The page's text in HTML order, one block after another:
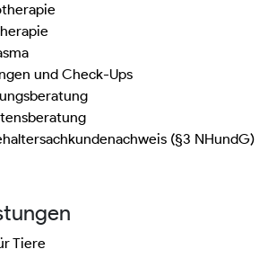
und Check-Ups
(§3 NHundG)
Tiere